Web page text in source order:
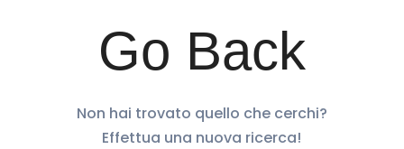
Go Back
Non hai trovato quello che cerchi?
Effettua una nuova ricerca!